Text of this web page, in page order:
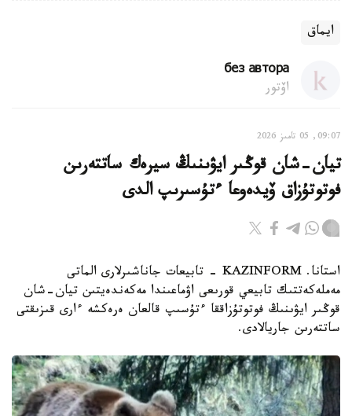
ايماق
без автора
اۆتور
09:07, 05 تامىز 2026
تيان-شان قوڭىر ايۋىنىڭ سيرەك ساتتەرىن
فوتوتۇزاق ۆيدەوعا ءتۇسىرىپ الدى
استانا. KAZINFORM - تابيعات جاناشىرلارى الماتى
مەملەكەتتىك تابيعي قورىعى اۋماعىندا مەكەندەيتىن تيان-شان
قوڭىر ايۋىنىڭ فوتوتۇزاققا ءتۇسىپ قالعان ەرەكشە ءارى قىزىقتى
ساتتەرىن جاريالادى.